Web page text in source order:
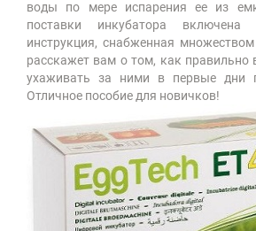
воды по мере испарения ее из
поставки инкубатора включена
инструкция, снабженная
расскажет вам о том, как правильно
ухаживать за ними в первые дни
Отличное пособие для новичков!